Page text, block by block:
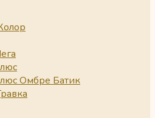
Омбре Батик